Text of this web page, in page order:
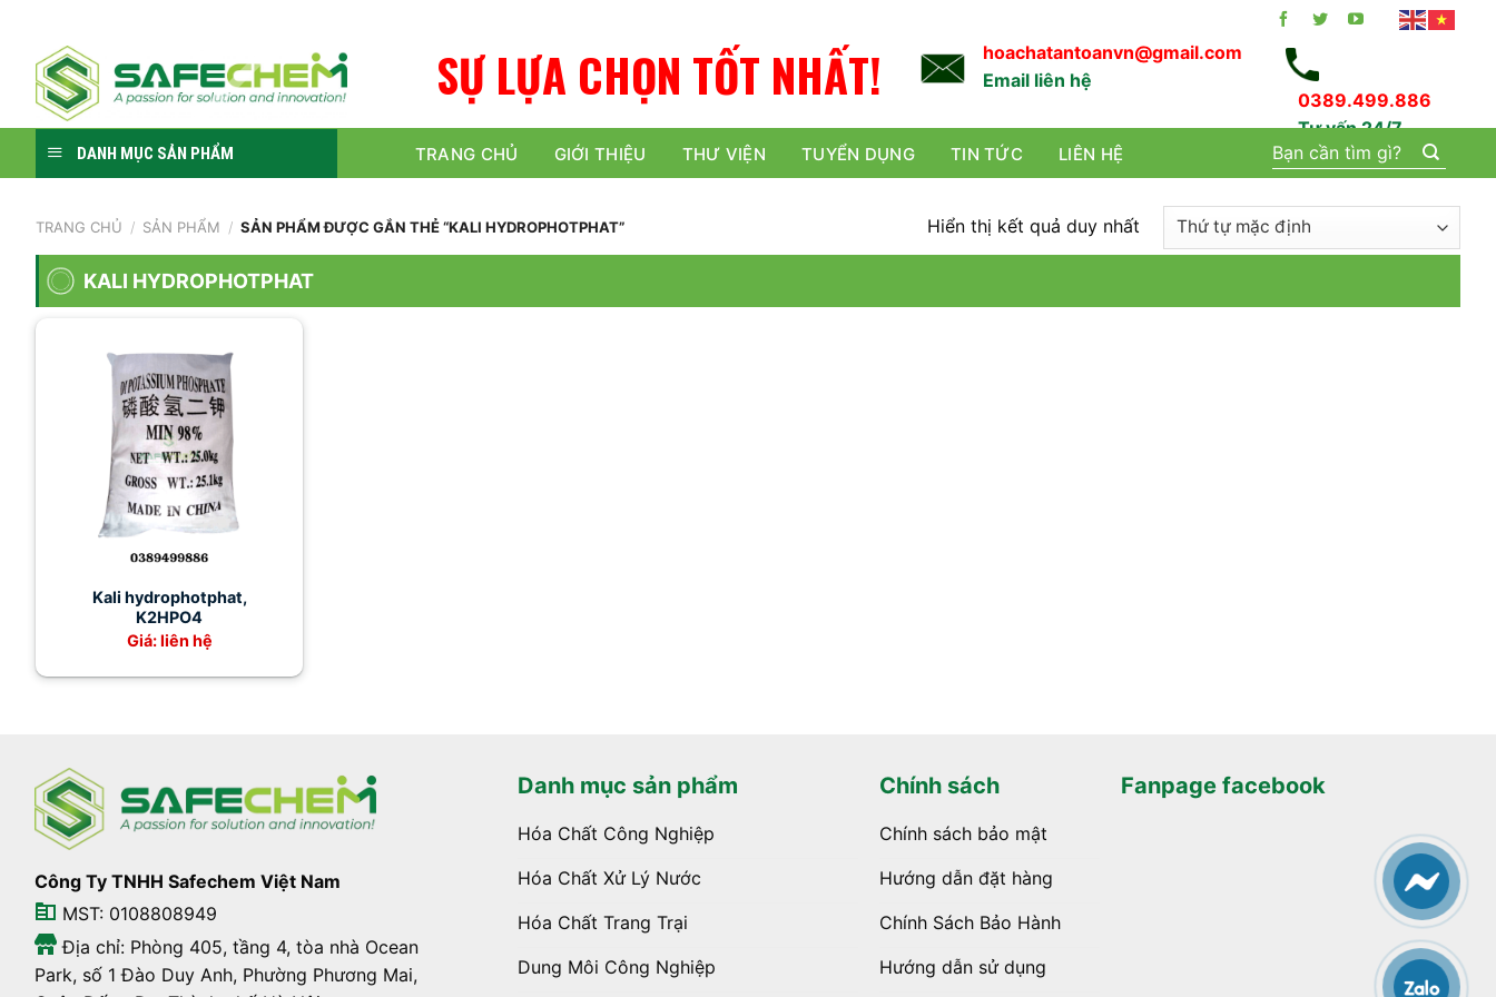
content
SỰ LỰA CHỌN TỐT NHẤT!
hoachatantoanvn@gmail.com
Email liên hệ
0389.499.886
Tư vấn 24/7
DANH MỤC SẢN PHẨM TRANG CHỦ GIỚI THIỆU THƯ VIỆN TUYỂN DỤNG TIN TỨC LIÊN HỆ
Tìm
kiếm:
TRANG CHỦ / SẢN PHẨM / SẢN PHẨM ĐƯỢC GẮN THẺ “KALI HYDROPHOTPHAT” Hiển thị kết quả duy nhất
KALI HYDROPHOTPHAT
Kali hydrophotphat,
K2HPO4
Giá: liên hệ
Công Ty TNHH Safechem Việt Nam
MST: 0108808949
Địa chỉ: Phòng 405, tầng 4, tòa nhà Ocean
Park, số 1 Đào Duy Anh, Phường Phương Mai,
Danh mục sản phẩm
Hóa Chất Công Nghiệp
Hóa Chất Xử Lý Nước
Hóa Chất Trang Trại
Dung Môi Công Nghiệp
Chính sách
Chính sách bảo mật
Hướng dẫn đặt hàng
Chính Sách Bảo Hành
Hướng dẫn sử dụng
Fanpage facebook